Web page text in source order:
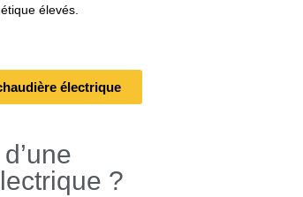
élevés.
électrique
?